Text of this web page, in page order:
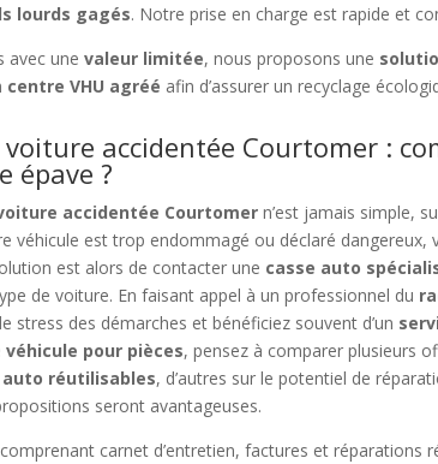
lourds gagés. Notre prise en charge est rapide et
avec unevaleur limitée, nous proposons une
centre VHU agréé afin d’assurer un recyclage
voiture accidentée Courtomer :
épave ?
accidentée Courtomer n’est jamais simple,
véhicule est trop endommagé ou déclaré dangereux,
est alors de contacter une casse auto
de voiture. En faisant appel à un professionnel du
stress des démarches et bénéficiez souvent d’un
véhicule pour pièces, pensez à comparer plusieurs
réutilisables, d’autres sur le potentiel de
seront avantageuses.
carnet d’entretien, factures et réparations